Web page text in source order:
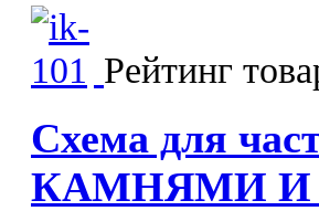
Рейтинг
Схема для
КАМНЯМИ И